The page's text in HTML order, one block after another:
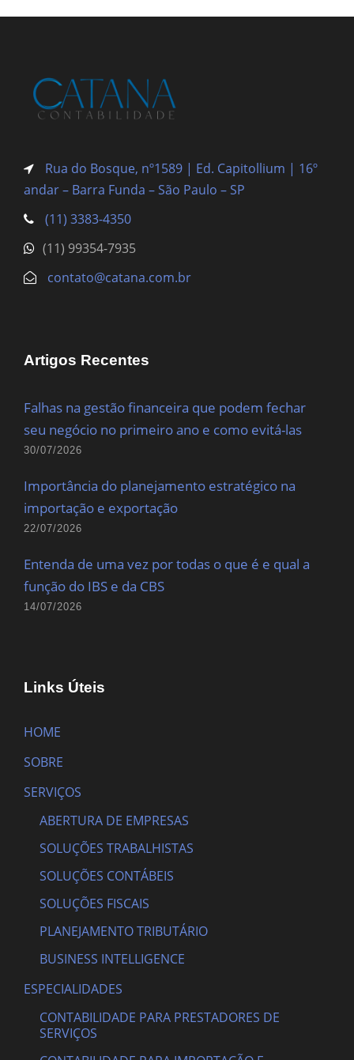
Rua do Bosque, nº1589 | Ed. Capitollium | 16º
andar – Barra Funda – São Paulo – SP
(11) 3383-4350
(11) 99354-7935
contato@catana.com.br
Artigos Recentes
Falhas na gestão financeira que podem fechar
seu negócio no primeiro ano e como evitá-las
30/07/2026
Importância do planejamento estratégico na
importação e exportação
22/07/2026
Entenda de uma vez por todas o que é e qual a
função do IBS e da CBS
14/07/2026
Links Úteis
HOME
SOBRE
SERVIÇOS
ABERTURA DE EMPRESAS
SOLUÇÕES TRABALHISTAS
SOLUÇÕES CONTÁBEIS
SOLUÇÕES FISCAIS
PLANEJAMENTO TRIBUTÁRIO
BUSINESS INTELLIGENCE
ESPECIALIDADES
CONTABILIDADE PARA PRESTADORES DE
SERVIÇOS